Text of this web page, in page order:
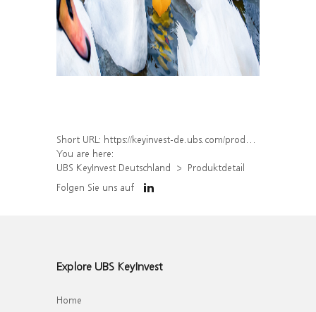
Short URL: https://keyinvest-de.ubs.com/produkt/detail/index/isin/DE000WA7R5Q7
You are here:
UBS KeyInvest Deutschland
Produktdetail
Folgen Sie uns auf
Explore UBS KeyInvest
Home